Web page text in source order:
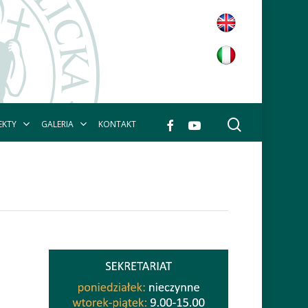
GALERIA KONTAKT facebookyoutube